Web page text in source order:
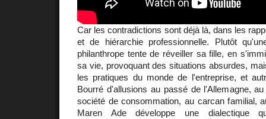
Car les contradictions sont déjà là, dans les
et de hiérarchie professionnelle. Plutôt
philanthrope tente de réveiller sa fille, en
sa vie, provoquant des situations absurdes,
les pratiques du monde de l'entreprise, et
Bourré d'allusions au passé de l'Allemagne,
société de consommation, au carcan familial,
Maren Ade développe une dialectique